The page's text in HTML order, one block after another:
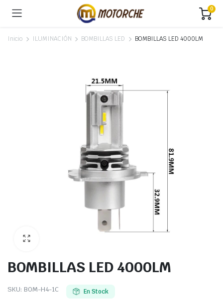
0
Inicio ILUMINACIÓN BOMBILLAS LED BOMBILLAS LED 4000LM
BOMBILLAS LED 4000LM
SKU: BOM-H4-1C En Stock